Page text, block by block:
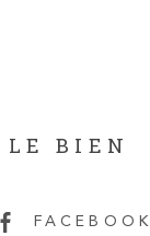
LE BIEN
FACEBOOK